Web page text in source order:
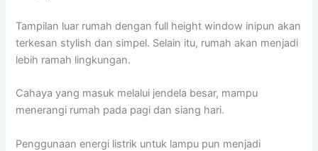
Tampilan luar rumah dengan full height window inipun akan
terkesan stylish dan simpel. Selain itu, rumah akan menjadi
lebih ramah lingkungan.
Cahaya yang masuk melalui jendela besar, mampu
menerangi rumah pada pagi dan siang hari.
Penggunaan energi listrik untuk lampu pun menjadi